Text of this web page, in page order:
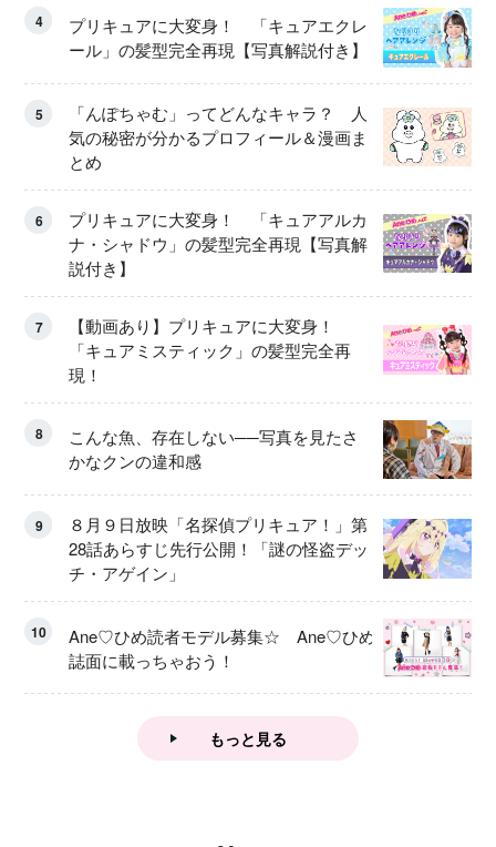
4
プリキュアに大変身！ 「キュアエクレ
ール」の髪型完全再現【写真解説付き】
5
「んぽちゃむ」ってどんなキャラ？ 人
気の秘密が分かるプロフィール＆漫画ま
とめ
6
プリキュアに大変身！ 「キュアアルカ
ナ・シャドウ」の髪型完全再現【写真解
説付き】
7
【動画あり】プリキュアに大変身！
「キュアミスティック」の髪型完全再
現！
8
こんな魚、存在しない──写真を見たさ
かなクンの違和感
9
８月９日放映「名探偵プリキュア！」第
28話あらすじ先行公開！「謎の怪盗デッ
チ・アゲイン」
10
Ane♡ひめ読者モデル募集☆ Ane♡ひめ
誌面に載っちゃおう！
もっと見る